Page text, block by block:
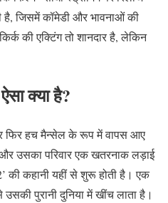
है, जिसमें कॉमेडी और भावनाओं की
की एक्टिंग तो शानदार है, लेकिन
क्या है?
फिर हच मैन्सेल के रूप में वापस आए
उसका परिवार एक खतरनाक लड़ाई
कहानी यहीं से शुरू होती है। एक
पुरानी दुनिया में खींच लाता है।